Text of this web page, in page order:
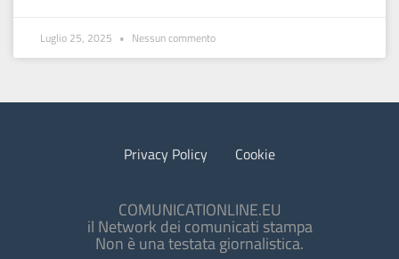
Luglio 25, 2025 Nessun commento
Privacy Policy Cookie
COMUNICATIONLINE.EU
il Network dei comunicati stampa
Non è una testata giornalistica.